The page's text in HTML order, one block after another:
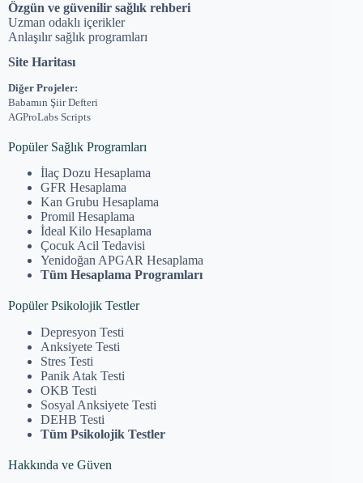
Özgün ve güvenilir sağlık rehberi
Uzman odaklı içerikler
Anlaşılır sağlık programları
Site Haritası
Diğer Projeler:
Babamın Şiir Defteri
AGProLabs Scripts
Popüler Sağlık Programları
İlaç Dozu Hesaplama
GFR Hesaplama
Kan Grubu Hesaplama
Promil Hesaplama
İdeal Kilo Hesaplama
Çocuk Acil Tedavisi
Yenidoğan APGAR Hesaplama
Tüm Hesaplama Programları
Popüler Psikolojik Testler
Depresyon Testi
Anksiyete Testi
Stres Testi
Panik Atak Testi
OKB Testi
Sosyal Anksiyete Testi
DEHB Testi
Tüm Psikolojik Testler
Hakkında ve Güven